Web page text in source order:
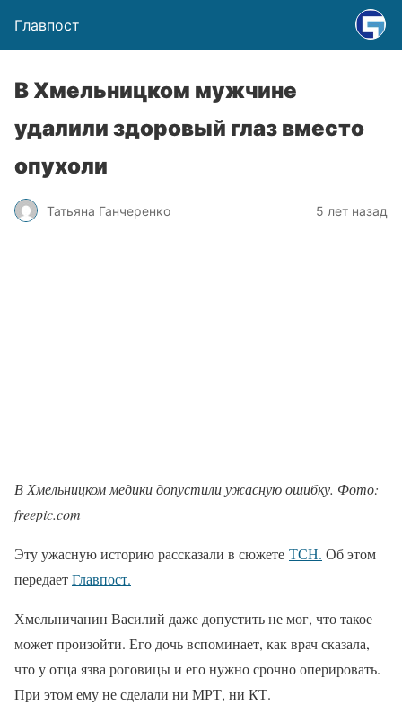
Главпост
В Хмельницком мужчине
удалили здоровый глаз вместо
опухоли
Татьяна Ганчеренко 5 лет назад
В Хмельницком медики допустили ужасную ошибку. Фото:
freepic.com
Эту ужасную историю рассказали в сюжете ТСН. Об этом
передаетГлавпост.
Хмельничанин Василий даже допустить не мог, что такое
может произойти. Его дочь вспоминает, как врач сказала,
что у отца язва роговицы и его нужно срочно оперировать.
При этом ему не сделали ни МРТ, ни КТ.